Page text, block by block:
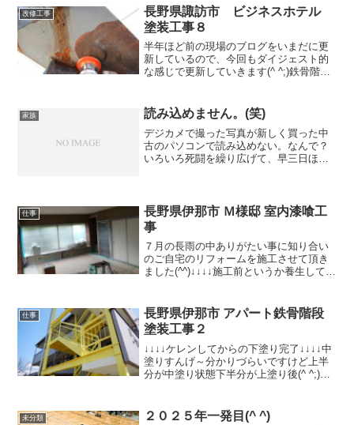
僕も含めて勤めてた会社はそんな感じで
す！笑お盆？ゴールデ...
改修工事
長野県諏訪市 ビジネスホテル
塗装工事８
半年ほど前の現場のブログをいまだに更
新しているので、今回もダイジェスト的
な感じで更新していきます(^ ^;)鉄骨階段
~（･∀･)ササラの部分もマクトルで旧塗膜
を除去前回の...
家族 読み込めません。(笑)
デジカメで撮った写真が新しく買った中
古のパソコンで読み込めない。なんで？
いろいろ死闘を繰り広げて、早三日ほ
は上からカバー工法軒樋、...
仕事
長野県伊那市 Ｍ様邸 室内漆喰工
事
７月の長雨の中ありがたい事に知り合い
のご自宅のリフォームを施工させて頂き
ました(^^)↓↓↓↓施工前というか養生して、
部屋にするリフォームでして、知り合い
の大工さん...
仕事
長野県伊那市 アパート鉄骨階段
塗装工事２
↓↓↓↓ケレンしてからの下塗り完了↓↓↓↓中
塗りすんげ～分かりづらいですけど上半
分が中塗り状態下半分が上塗り後(^ ^;)
なぜか最後足りなくなって結局今回も買
未分類 ２０２５年一発目(^ ^)